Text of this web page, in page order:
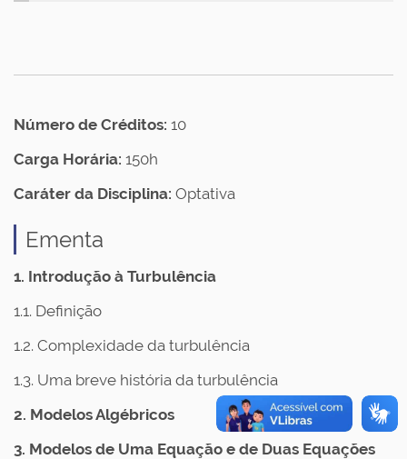
Número de Créditos: 10
Carga Horária: 150h
Caráter da Disciplina: Optativa
Ementa
1. Introdução à Turbulência
1.1. Definição
1.2. Complexidade da turbulência
1.3. Uma breve história da turbulência
2. Modelos Algébricos
3. Modelos de Uma Equação e de Duas Equações